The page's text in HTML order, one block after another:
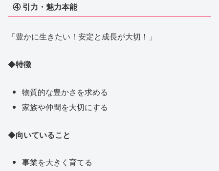
④ 引力・魅力本能
「豊かに生きたい！安定と成長が大切！」
◆特徴
物質的な豊かさを求める
家族や仲間を大切にする
◆向いていること
事業を大きく育てる